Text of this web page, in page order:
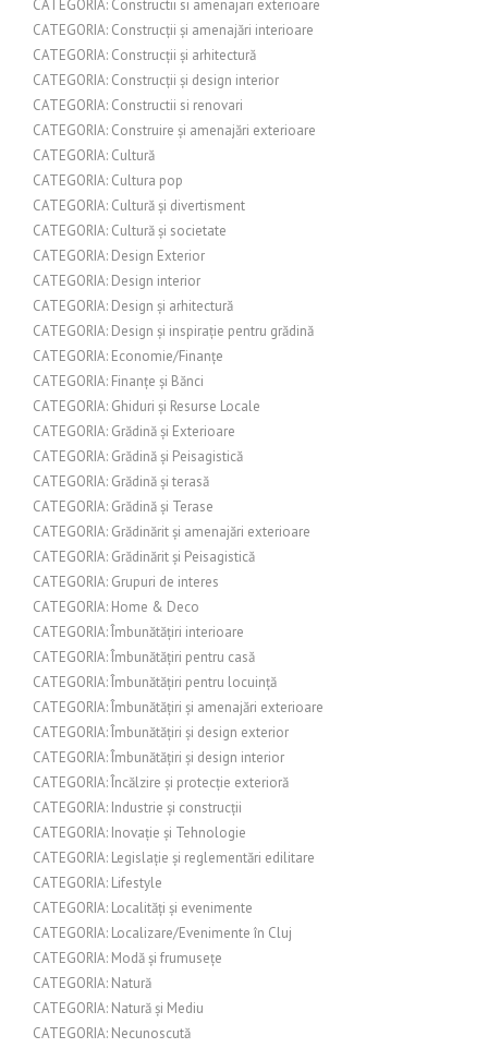
CATEGORIA: Constructii si amenajari exterioare
CATEGORIA: Construcții și amenajări interioare
CATEGORIA: Construcții și arhitectură
CATEGORIA: Construcții și design interior
CATEGORIA: Constructii si renovari
CATEGORIA: Construire și amenajări exterioare
CATEGORIA: Cultură
CATEGORIA: Cultura pop
CATEGORIA: Cultură și divertisment
CATEGORIA: Cultură și societate
CATEGORIA: Design Exterior
CATEGORIA: Design interior
CATEGORIA: Design și arhitectură
CATEGORIA: Design și inspirație pentru grădină
CATEGORIA: Economie/Finanțe
CATEGORIA: Finanțe și Bănci
CATEGORIA: Ghiduri și Resurse Locale
CATEGORIA: Grădină și Exterioare
CATEGORIA: Grădină și Peisagistică
CATEGORIA: Grădină și terasă
CATEGORIA: Grădină și Terase
CATEGORIA: Grădinărit și amenajări exterioare
CATEGORIA: Grădinărit și Peisagistică
CATEGORIA: Grupuri de interes
CATEGORIA: Home & Deco
CATEGORIA: Îmbunătățiri interioare
CATEGORIA: Îmbunătățiri pentru casă
CATEGORIA: Îmbunătățiri pentru locuință
CATEGORIA: Îmbunătățiri și amenajări exterioare
CATEGORIA: Îmbunătățiri și design exterior
CATEGORIA: Îmbunătățiri și design interior
CATEGORIA: Încălzire și protecție exterioră
CATEGORIA: Industrie și construcții
CATEGORIA: Inovație și Tehnologie
CATEGORIA: Legislație și reglementări edilitare
CATEGORIA: Lifestyle
CATEGORIA: Localități și evenimente
CATEGORIA: Localizare/Evenimente în Cluj
CATEGORIA: Modă și frumusețe
CATEGORIA: Natură
CATEGORIA: Natură și Mediu
CATEGORIA: Necunoscută